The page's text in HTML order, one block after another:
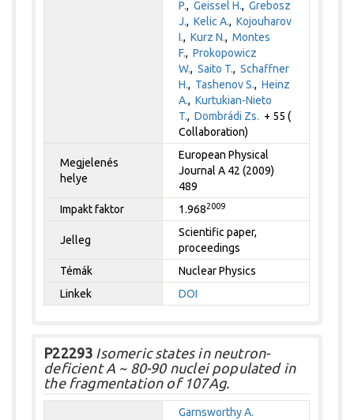
P.,Geissel H.,Grebosz
J.,Kelic A.,Kojouharov
I.,Kurz N.,Montes
F.,Prokopowicz
W.,Saito T.,Schaffner
H., Tashenov S.,Heinz
A.,Kurtukian-Nieto
T.,Dombrádi Zs. + 55 (
Collaboration)
Megjelenés
helye
European Physical
Journal A 42 (2009)
489
Impakt faktor
1.9682009
Jelleg
Scientific paper,
proceedings
Témák
Nuclear Physics
Linkek
DOI
P22293 Isomeric states in neutron-
deficient A ~ 80-90 nuclei populated in
the fragmentation of 107Ag.
Garnsworthy A.